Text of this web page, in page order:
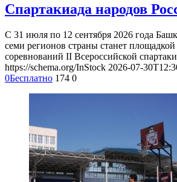
Спартакиада народов
С 31 июля по 12 сентября 2026 года
семи регионов страны станет
соревнований II Всероссийской
https://schema.org/InStock 2026-07-
0Бесплатно 174 0